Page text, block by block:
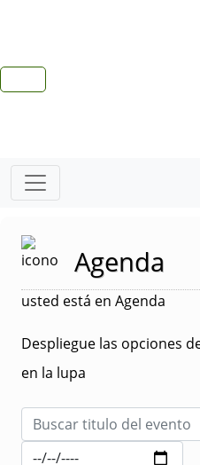
Agenda
usted está en Agenda
Despliegue las opciones
en la lupa